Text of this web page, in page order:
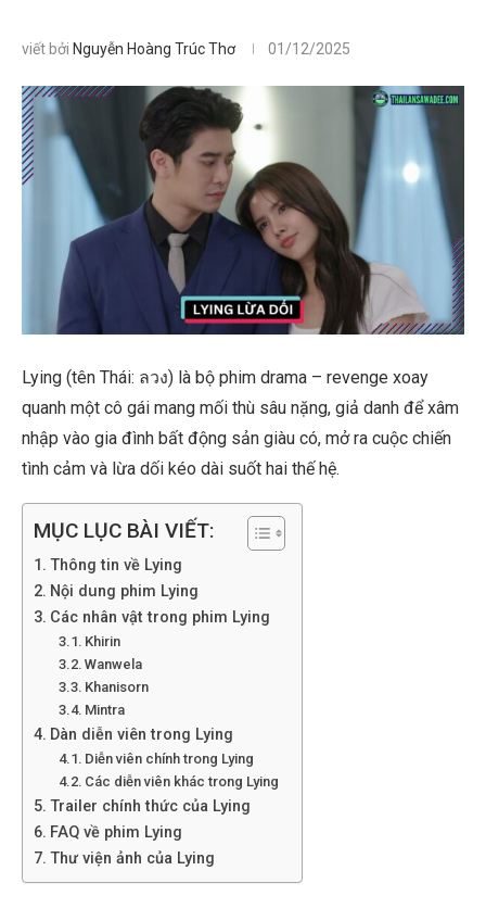
viết bởi Nguyễn Hoàng Trúc Thơ 01/12/2025
Lying (tên Thái: ลวง) là bộ phim drama – revenge xoay
quanh một cô gái mang mối thù sâu nặng, giả danh để xâm
nhập vào gia đình bất động sản giàu có, mở ra cuộc chiến
tình cảm và lừa dối kéo dài suốt hai thế hệ.
MỤC LỤC BÀI VIẾT:
Thông tin về Lying
Nội dung phim Lying
Các nhân vật trong phim Lying
Khirin
Wanwela
Khanisorn
Mintra
Dàn diễn viên trong Lying
Diễn viên chính trong Lying
Các diễn viên khác trong Lying
Trailer chính thức của Lying
FAQ về phim Lying
Thư viện ảnh của Lying